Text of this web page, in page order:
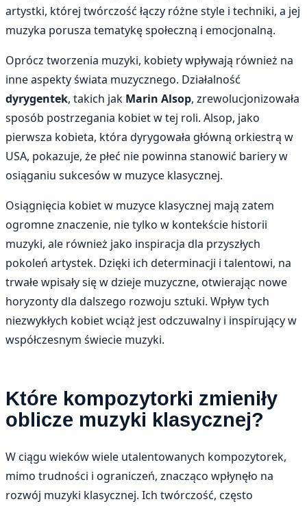
artystki, której twórczość łączy różne style i techniki, a jej
muzyka porusza tematykę społeczną i emocjonalną.
Oprócz tworzenia muzyki, kobiety wpływają również na
inne aspekty świata muzycznego. Działalność
dyrygentek, takich jak Marin Alsop, zrewolucjonizowała
sposób postrzegania kobiet w tej roli. Alsop, jako
pierwsza kobieta, która dyrygowała główną orkiestrą w
USA, pokazuje, że płeć nie powinna stanowić bariery w
osiąganiu sukcesów w muzyce klasycznej.
Osiągnięcia kobiet w muzyce klasycznej mają zatem
ogromne znaczenie, nie tylko w kontekście historii
muzyki, ale również jako inspiracja dla przyszłych
pokoleń artystek. Dzięki ich determinacji i talentowi, na
trwałe wpisały się w dzieje muzyczne, otwierając nowe
horyzonty dla dalszego rozwoju sztuki. Wpływ tych
niezwykłych kobiet wciąż jest odczuwalny i inspirujący w
współczesnym świecie muzyki.
Które kompozytorki zmieniły
oblicze muzyki klasycznej?
W ciągu wieków wiele utalentowanych kompozytorek,
mimo trudności i ograniczeń, znacząco wpłynęło na
rozwój muzyki klasycznej. Ich twórczość, często